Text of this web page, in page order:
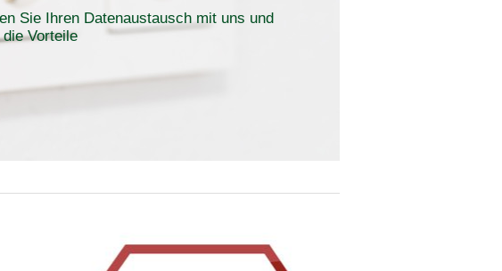
Sie Ihren Datenaustausch mit uns und
Vorteile